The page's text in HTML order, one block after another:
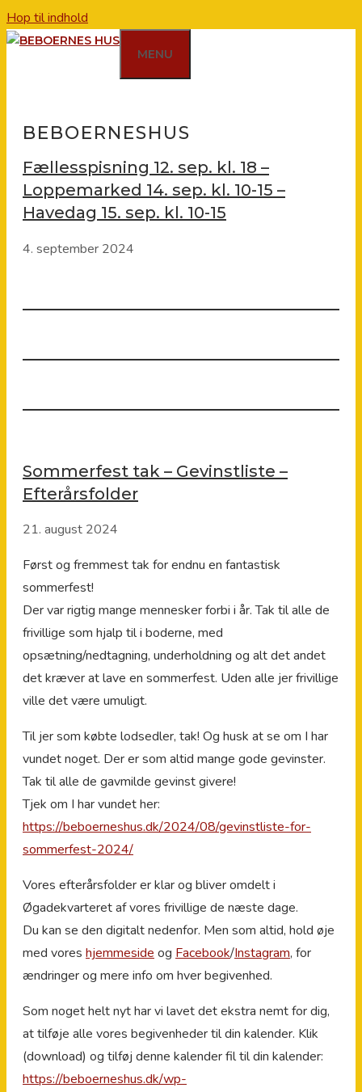
Hop til indhold
MENU
BEBOERNESHUS
Fællesspisning 12. sep. kl. 18 –
Loppemarked 14. sep. kl. 10-15 –
Havedag 15. sep. kl. 10-15
4. september 2024
Sommerfest tak – Gevinstliste –
Efterårsfolder
21. august 2024
Først og fremmest tak for endnu en fantastisk
sommerfest!
Der var rigtig mange mennesker forbi i år. Tak til alle de
frivillige som hjalp til i boderne, med
opsætning/nedtagning, underholdning og alt det andet
det kræver at lave en sommerfest. Uden alle jer frivillige
ville det være umuligt.
Til jer som købte lodsedler, tak! Og husk at se om I har
vundet noget. Der er som altid mange gode gevinster.
Tak til alle de gavmilde gevinst givere!
Tjek om I har vundet her:
https://beboerneshus.dk/2024/08/gevinstliste-for-
sommerfest-2024/
Vores efterårsfolder er klar og bliver omdelt i
Øgadekvarteret af vores frivillige de næste dage.
Du kan se den digitalt nedenfor. Men som altid, hold øje
med vores hjemmeside og Facebook/Instagram, for
ændringer og mere info om hver begivenhed.
Som noget helt nyt har vi lavet det ekstra nemt for dig,
at tilføje alle vores begivenheder til din kalender. Klik
(download) og tilføj denne kalender fil til din kalender:
https://beboerneshus.dk/wp-